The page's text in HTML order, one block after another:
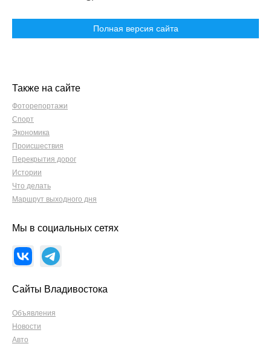
Полная версия сайта
Также на сайте
Фоторепортажи
Спорт
Экономика
Происшествия
Перекрытия дорог
Истории
Что делать
Маршрут выходного дня
Мы в социальных сетях
Сайты Владивостока
Объявления
Новости
Авто